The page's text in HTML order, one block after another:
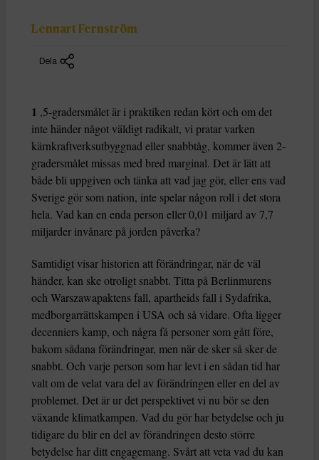
Lennart Fernström
Dela
1 ,5-gradersmålet är i praktiken redan kört och om det
inte händer något väldigt radikalt, vi pratar varken
kärnkraftverksutbyggnad eller snabbtåg, kommer även 2-
gradersmålet missas med bred marginal. Det är lätt att
både bli uppgiven och tänka att vad jag gör, eller ens vad
Sverige gör som nation, inte spelar någon roll i det stora
hela. Vad kan en enda person eller 0,01 miljard av 7,7
miljarder invånare på jorden påverka?
Samtidigt visar historien att förändringar, när de väl
händer, kan ske otroligt snabbt. Titta på Berlinmurens
och Warszawapaktens fall, apartheids fall i Sydafrika,
medborgarrättskampen i USA och så vidare. Ofta ligger
decenniers kamp, och några få personer som gått före,
bakom sådana förändringar, men när de sker så sker de
snabbt. Och varje person som har levt i en sådan tid har
valt om de velat vara del av förändringen eller en del av
problemet. Det är ur det perspektivet vi nu bör se den
växande klimatkampen. Vad du gör har betydelse och ju
tidigare du blir en del av förändringen desto större
betydelse har ditt engagemang. Svårt att veta vad du kan